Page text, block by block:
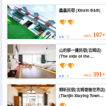
鑫鑫民宿 (Xinxin B&B)
4.6 / 5 HKD 107+
山的那一邊民宿(吉姆店)
(The side of the
mountain homestay
(Jim))
4.9 / 5 HKD 391+
桐昕民宿(吉姆冒險世界店)
(Tianjin Xiaying Town